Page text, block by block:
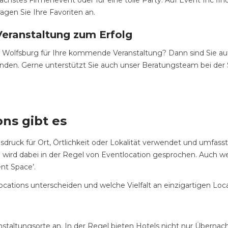
Sie Ihre Favoriten an.
zum Erfolg
für Ihre kommende Veranstaltung? Dann sind Sie
Gerne unterstützt Sie auch unser Beratungsteam bei
gibt es
für Ort, Örtlichkeit oder Lokalität verwendet und
dabei in der Regel von Eventlocation gesprochen. Auch
Space’.
unterscheiden und welche Vielfalt an einzigartigen
an. In der Regel bieten Hotels nicht nur